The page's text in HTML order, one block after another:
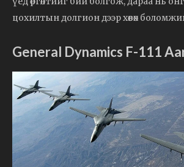
цохилтын долгион дээр хөвөх
General Dynamics F-111